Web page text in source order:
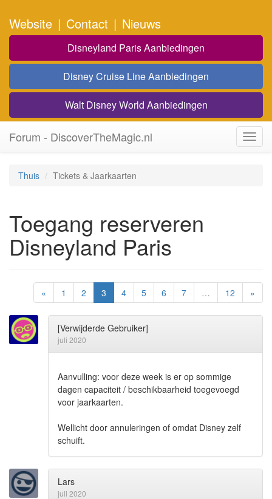
Website | Contact | Nieuws
Disneyland Paris Aanbiedingen
Disney Cruise Line Aanbiedingen
Walt Disney World Aanbiedingen
Forum - DiscoverTheMagic.nl
Thuis Tickets & Jaarkaarten
Toegang reserveren
Disneyland Paris
« 1 2 3 4 5 6 7 … 12 »
[Verwijderde Gebruiker]
juli 2020
Aanvulling: voor deze week is er op sommige
dagen capaciteit / beschikbaarheid toegevoegd
voor jaarkaarten.
Wellicht door annuleringen of omdat Disney zelf
schuift.
Lars
juli 2020